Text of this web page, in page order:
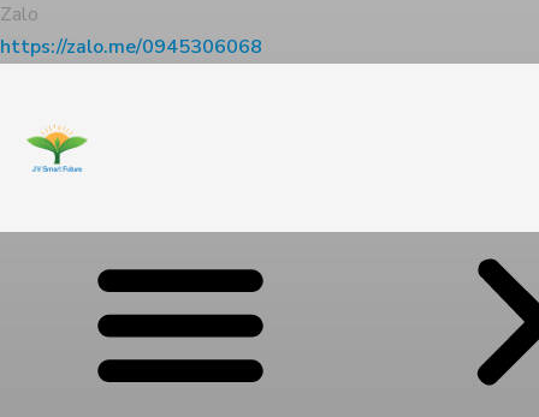
Zalo
https://zalo.me/0945306068